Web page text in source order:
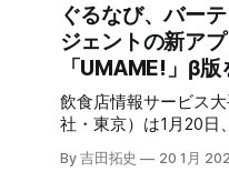
ぐるなび、バー
ジェントの新アプ
「UMAME!」β
飲食店情報サービス
社・東京）は1月20日
ネスの基盤構築をめ
プロジェクト」の初成
By 吉田拓史 20 1月